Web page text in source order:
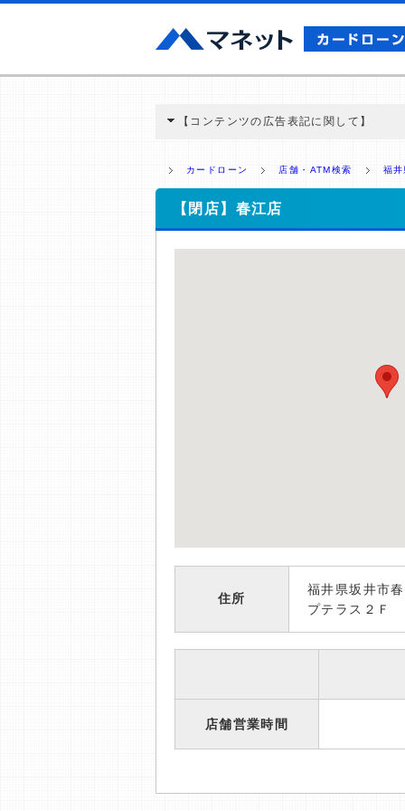
【コンテンツの広告表記に関して】
ミ収集などに基づき、公平性を担保した情
>提携企業一覧
カードローン 店舗・ATM検索 福
【閉店】春江店
住所
福井県坂井市
プテラス２Ｆ
店舗営業時間